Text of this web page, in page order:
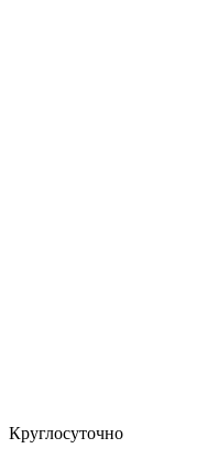
Круглосуточно